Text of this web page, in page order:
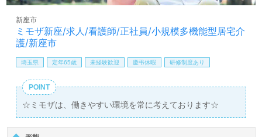
ミモザ新座/求人/看護師/正社員/小規模多機能型居宅介
護/新座市
新座市
埼玉県 定年65歳 未経験歓迎 慶弔休暇 研修制度あり
POINT
☆ミモザは、働きやすい環境を常に考えております☆